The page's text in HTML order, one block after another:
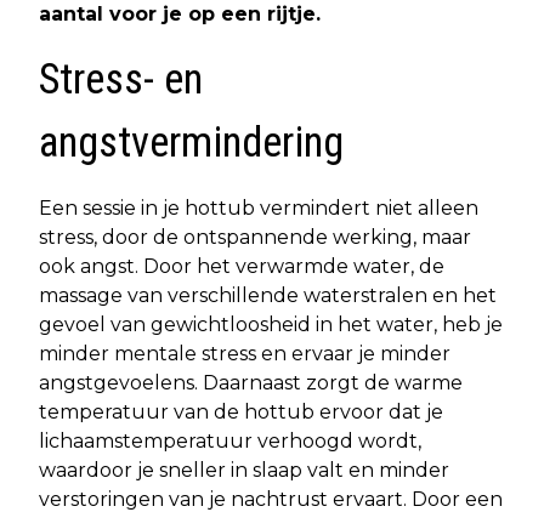
aantal voor je op een rijtje.
Stress- en
angstvermindering
Een sessie in je hottub vermindert niet alleen
stress, door de ontspannende werking, maar
ook angst. Door het verwarmde water, de
massage van verschillende waterstralen en het
gevoel van gewichtloosheid in het water, heb je
minder mentale stress en ervaar je minder
angstgevoelens. Daarnaast zorgt de warme
temperatuur van de hottub ervoor dat je
lichaamstemperatuur verhoogd wordt,
waardoor je sneller in slaap valt en minder
verstoringen van je nachtrust ervaart. Door een